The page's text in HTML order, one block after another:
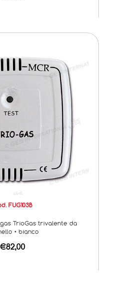
FUG103B
TrioGas trivalente da
• bianco
€82,00